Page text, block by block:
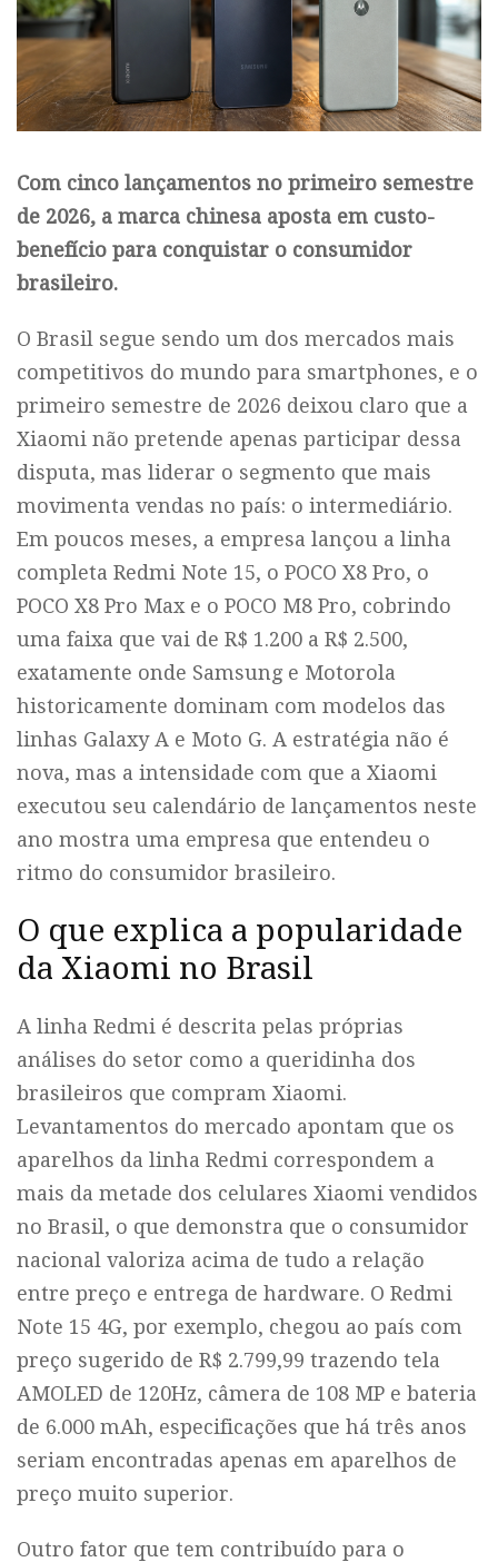
Com cinco lançamentos no primeiro semestre
de 2026, a marca chinesa aposta em custo-
benefício para conquistar o consumidor
brasileiro.
O Brasil segue sendo um dos mercados mais
competitivos do mundo para smartphones, e o
primeiro semestre de 2026 deixou claro que a
Xiaomi não pretende apenas participar dessa
disputa, mas liderar o segmento que mais
movimenta vendas no país: o intermediário.
Em poucos meses, a empresa lançou a linha
completa Redmi Note 15, o POCO X8 Pro, o
POCO X8 Pro Max e o POCO M8 Pro, cobrindo
uma faixa que vai de R$ 1.200 a R$ 2.500,
exatamente onde Samsung e Motorola
historicamente dominam com modelos das
linhas Galaxy A e Moto G. A estratégia não é
nova, mas a intensidade com que a Xiaomi
executou seu calendário de lançamentos neste
ano mostra uma empresa que entendeu o
ritmo do consumidor brasileiro.
O que explica a popularidade
da Xiaomi no Brasil
A linha Redmi é descrita pelas próprias
análises do setor como a queridinha dos
brasileiros que compram Xiaomi.
Levantamentos do mercado apontam que os
aparelhos da linha Redmi correspondem a
mais da metade dos celulares Xiaomi vendidos
no Brasil, o que demonstra que o consumidor
nacional valoriza acima de tudo a relação
entre preço e entrega de hardware. O Redmi
Note 15 4G, por exemplo, chegou ao país com
preço sugerido de R$ 2.799,99 trazendo tela
AMOLED de 120Hz, câmera de 108 MP e bateria
de 6.000 mAh, especificações que há três anos
seriam encontradas apenas em aparelhos de
preço muito superior.
Outro fator que tem contribuído para o